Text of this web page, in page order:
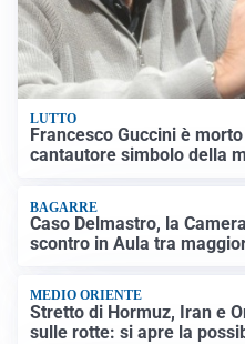
LUTTO
Francesco Guccini è
cantautore simbolo della
BAGARRE
Caso Delmastro, la
scontro in Aula tra
MEDIO ORIENTE
Stretto di Hormuz, Iran e
sulle rotte: si apre la